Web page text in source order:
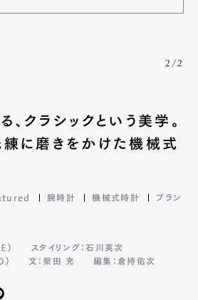
2/2
、クラシックという美学。
に磨きをかけた機械式
腕時計 機械式時計
ブラン
）
スタイリング：石川英次
文：柴田 充 編集：倉持佑次